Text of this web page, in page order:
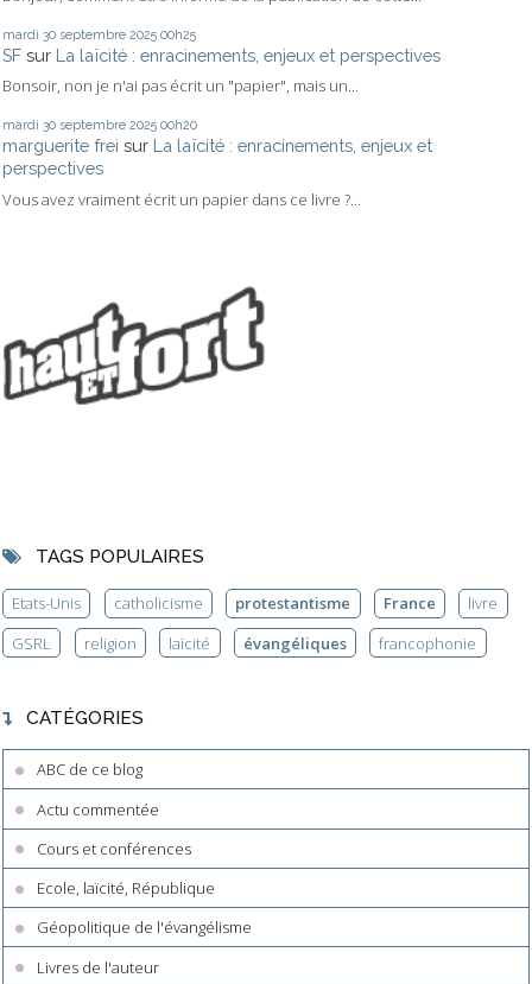
mardi 30 septembre 2025 00h25
SF sur La laïcité : enracinements, enjeux et perspectives
Bonsoir, non je n'ai pas écrit un "papier", mais un...
mardi 30 septembre 2025 00h20
marguerite frei sur La laïcité : enracinements, enjeux et
perspectives
Vous avez vraiment écrit un papier dans ce livre ?...
TAGS POPULAIRES
Etats-Unis catholicisme protestantisme France
livre
GSRL
religion laïcité évangéliques francophonie
CATÉGORIES
ABC de ce blog
Actu commentée
Cours et conférences
Ecole, laïcité, République
Géopolitique de l'évangélisme
Livres de l'auteur